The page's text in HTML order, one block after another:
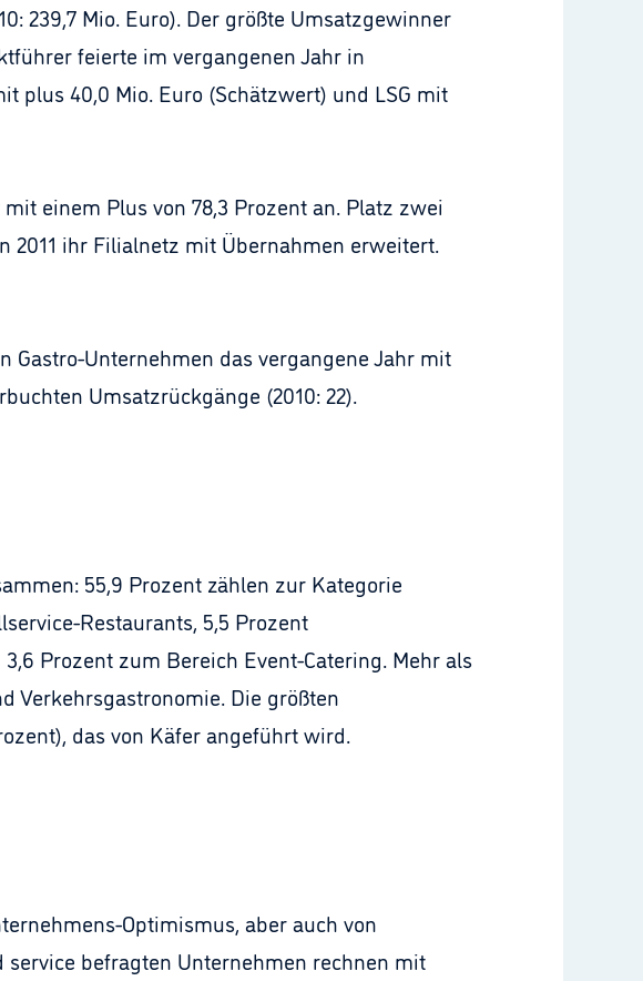
239,7 Mio. Euro). Der größte Umsatzgewinner
feierte im vergangenen Jahr in
plus 40,0 Mio. Euro (Schätzwert) und LSG mit
einem Plus von 78,3 Prozent an. Platz zwei
2011 ihr Filialnetz mit Übernahmen erweitert.
Gastro-Unternehmen das vergangene Jahr mit
Umsatzrückgänge (2010: 22).
55,9 Prozent zählen zur Kategorie
Restaurants, 5,5 Prozent
Prozent zum Bereich Event-Catering. Mehr als
Verkehrsgastronomie. Die größten
das von Käfer angeführt wird.
Optimismus, aber auch von
service befragten Unternehmen rechnen mit